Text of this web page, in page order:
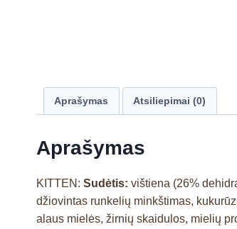
Aprašymas Atsiliepimai (0)
Aprašymas
KITTEN: Sudėtis: vištiena (26%
džiovintas runkelių minkštimas,
alaus mielės, žirnių skaidulos, mielių